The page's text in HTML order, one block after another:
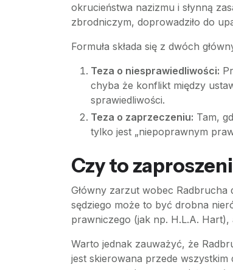
okrucieństwa nazizmu i słynną
zbrodniczym, doprowadziło do
Formuła składa się z dwóch
Teza o niesprawiedliwości:
chyba że konflikt między
sprawiedliwości.
Teza o zaprzeczeniu: Tam,
tylko jest „niepoprawnym
Czy to
Główny zarzut wobec Radbrucha
sędziego może to być drobna
prawniczego (jak np. H.L.A.
Warto jednak zauważyć, że
jest skierowana przede wszystkim